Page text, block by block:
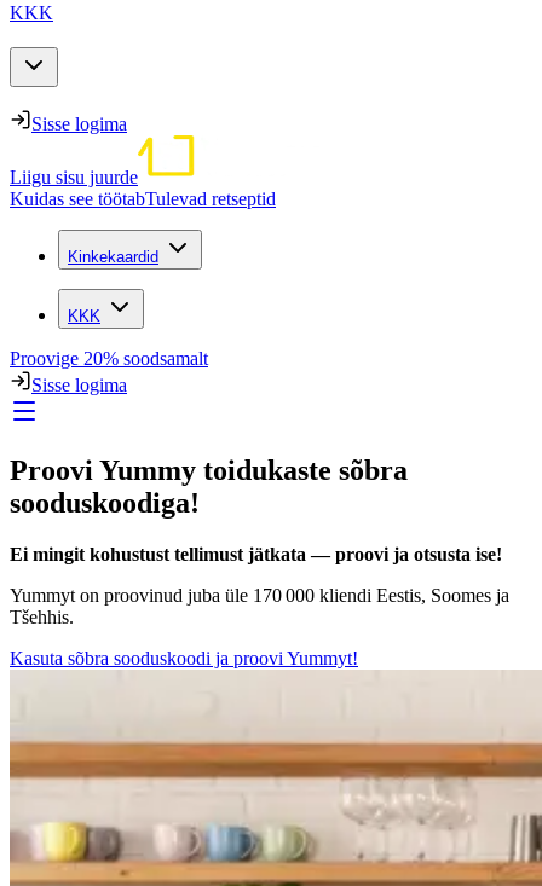
KKK
Sisse logima
Liigu sisu juurde
Kuidas see töötabTulevad retseptid
Kinkekaardid
KKK
Proovige 20% soodsamalt
Sisse logima
Proovi Yummy toidukaste sõbra
sooduskoodiga!
Ei mingit kohustust tellimust jätkata — proovi ja otsusta ise!
Yummyt on proovinud juba üle 170 000 kliendi Eestis, Soomes ja
Tšehhis.
Kasuta sõbra sooduskoodi ja proovi Yummyt!